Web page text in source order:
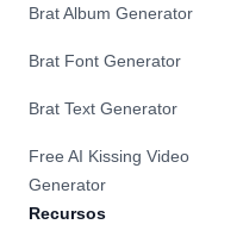
Brat Album Generator
Brat Font Generator
Brat Text Generator
Free AI Kissing Video
Generator
Recursos